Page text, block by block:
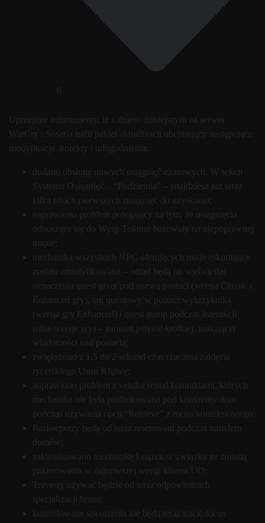
0
Uprzejmie informujemy, iż z dniem dzisiejszym na serwer
WarCry : Sosaria trafił pakiet aktualizacji obejmujący następujące
modyfikacje, korekty i udogodnienia:
dodano obsługę nowych osiągnięć czasowych. W sekcji
Systemu Osiągnięć – “Podziemia” – znajdziesz już teraz
kilka takich pierwszych osiągnięć do uzyskania;
naprawiono problem polegający na tym, że osiągnięcia
odnoszące się do Wysp Tokuno bazowały na niepoprawnej
mapie;
mechanika wszystkich NPC oferujących misje eskortujące
została zmodyfikowana – odtąd będą on wyświetlać
oznaczenia quest giver pod nazwą postaci (wersja Classic i
Enhanced gry), tag questowy w postaci wykrzyknika
(wersja gry Enhanced) i quest gump podczas interakcji
(obie wersje gry) – zamiast jedynie krótkiej, znikającej
wiadomości nad postacią;
zwiększono z 1,5 do 2 sekund czas rzucania zaklęcia
rycerskiego Usuń Klątwę;
naprawiono problem z vendor rental kontraktami, których
mechanika nie była podlinkowana pod konkretny dom
podczas używania opcji “Retrieve” z menu kontekstowego;
Barkeeperzy będą od teraz resetowani podczas transferu
domów;
zaktualizowano mechanikę książek w związku ze zmianą
pakietowania w najnowszej wersji klienta UO;
Travesty używać będzie od teraz odpowiednich
specjalizacji broni;
kontrolowane stworzenia nie będą teraz tracić focus